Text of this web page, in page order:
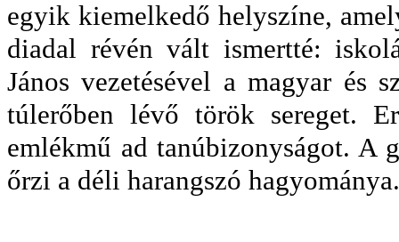
egyik kiemelkedő helyszíne,
diadal révén vált ismertté:
János vezetésével a magyar és
túlerőben lévő török sereget.
emlékmű ad tanúbizonyságot. A
őrzi a déli harangszó hagyománya.